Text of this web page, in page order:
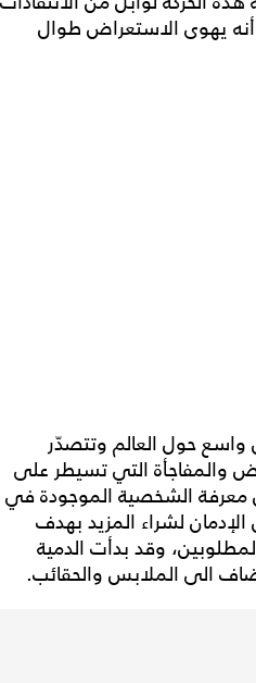
أنه يهوى الاستعراض طوال
واسع حول العالم وتتصدّر
والمفاجأة التي تسيطر على
معرفة الشخصية الموجودة في
لشراء المزيد بهدف
وقد بدأت الدمية
الى الملابس والحقائب.